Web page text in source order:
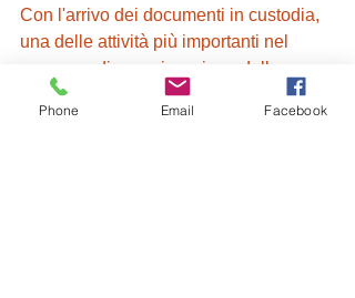
Con l'arrivo dei documenti in custodia,
una delle attività più importanti nel
processo di organizzazione della
Revoca del Mandato, l'INE di Tlaxcala
si è dichiarata praticamente pronta per
Phone Email Facebook